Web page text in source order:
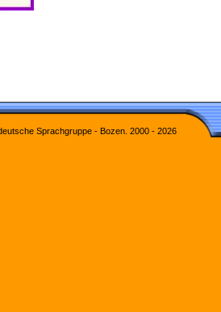
Sprachgruppe - Bozen. 2000 - 2026